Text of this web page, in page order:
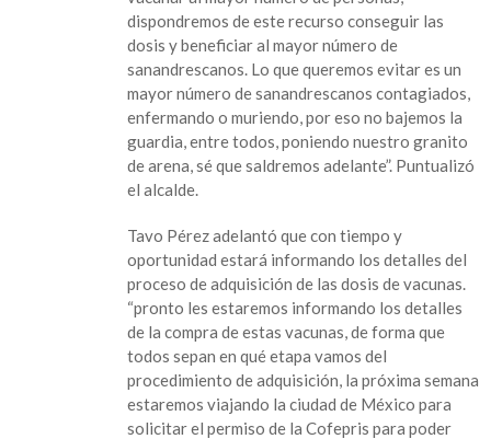
dispondremos de este recurso conseguir las
dosis y beneficiar al mayor número de
sanandrescanos. Lo que queremos evitar es un
mayor número de sanandrescanos contagiados,
enfermando o muriendo, por eso no bajemos la
guardia, entre todos, poniendo nuestro granito
de arena, sé que saldremos adelante”. Puntualizó
el alcalde.
Tavo Pérez adelantó que con tiempo y
oportunidad estará informando los detalles del
proceso de adquisición de las dosis de vacunas.
“pronto les estaremos informando los detalles
de la compra de estas vacunas, de forma que
todos sepan en qué etapa vamos del
procedimiento de adquisición, la próxima semana
estaremos viajando la ciudad de México para
solicitar el permiso de la Cofepris para poder